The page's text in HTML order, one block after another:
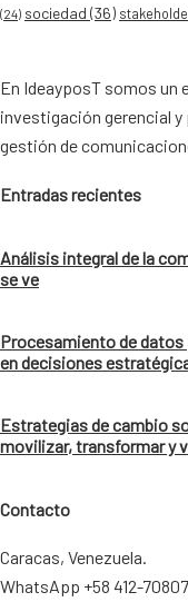
(24) sociedad (36)
En IdeayposT somos un
investigación gerencial
gestión de
Entradas recientes
Análisis integral de la
se ve
Procesamiento de
en decisiones
Estrategias de cambio
movilizar, transformar y
Contacto
Caracas, Venezuela.
WhatsApp +58 412-